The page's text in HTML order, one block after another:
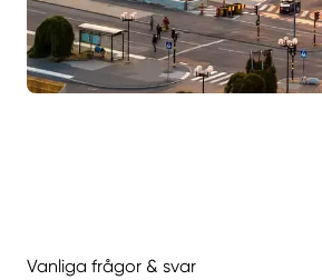
Vanliga frågor & svar